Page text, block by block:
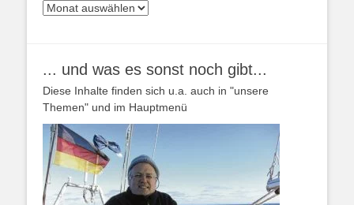
Archiv
... und was es sonst noch gibt...
Diese Inhalte finden sich u.a. auch in "unsere
Themen" und im Hauptmenü